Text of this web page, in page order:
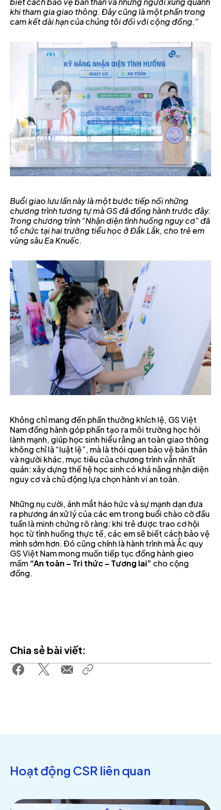
khi tham gia giao thông. Đây cũng là một phần trong
cam kết dài hạn của chúng tôi đối với cộng đồng.”
Buổi giao lưu lần này là một bước tiếp nối những
chương trình tương tự mà GS đã đồng hành trước đây.
Trong chương trình “Nhận diện tình huống nguy cơ” đã
tổ chức tại hai trường tiểu học ở Đắk Lắk, cho trẻ em
vùng sâu Ea Knuếc.
Không chỉ mang đến phần thưởng khích lệ, GS Việt
Nam đồng hành góp phần tạo ra môi trường học hỏi
lành mạnh, giúp học sinh hiểu rằng an toàn giao thông
không chỉ là “luật lệ”, mà là thói quen bảo vệ bản thân
và người khác, mục tiêu của chương trình vẫn nhất
quán: xây dựng thế hệ học sinh có khả năng nhận diện
nguy cơ và chủ động lựa chọn hành vi an toàn.
Những nụ cười, ánh mắt háo hức và sự mạnh dạn đưa
ra phương án xử lý của các em trong buổi chào cờ đầu
tuần là minh chứng rõ ràng: khi trẻ được trao cơ hội
học từ tình huống thực tế, các em sẽ biết cách bảo vệ
mình sớm hơn. Đó cũng chính là hành trình mà Ắc quy
GS Việt Nam mong muốn tiếp tục đồng hành gieo
mầm “An toàn – Tri thức – Tương lai” cho cộng
đồng.
Chia sẻ bài viết:
Hoạt động CSR liên quan